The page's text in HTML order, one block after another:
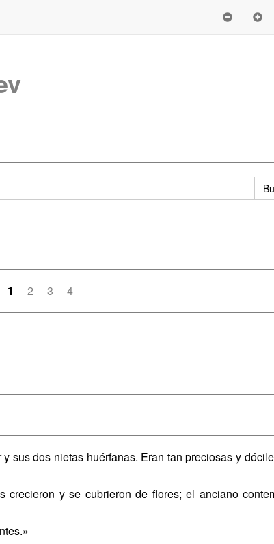
1 2 3 4
sus dos nietas huérfanas. Eran tan preciosas y
y se cubrieron de flores; el anciano